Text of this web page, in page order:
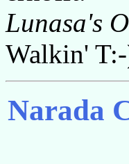
Lunasa's
Walkin'
Narada